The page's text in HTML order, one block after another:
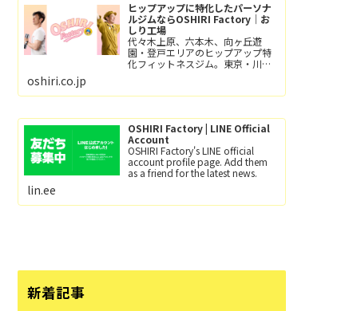
ヒップアップに特化したパーソナ
ルジムならOSHIRI Factory｜お
しり工場
代々木上原、六本木、向ヶ丘遊
園・登戸エリアのヒップアップ特
化フィットネスジム。東京・川崎
プレッスン（レッツ！おし
歩6分、登戸駅/徒歩12分。
oshiri.co.jp
OSHIRI Factory | LINE Official
Account
OSHIRI Factory's LINE official
account profile page. Add them
as a friend for the latest news.
lin.ee
新着記事